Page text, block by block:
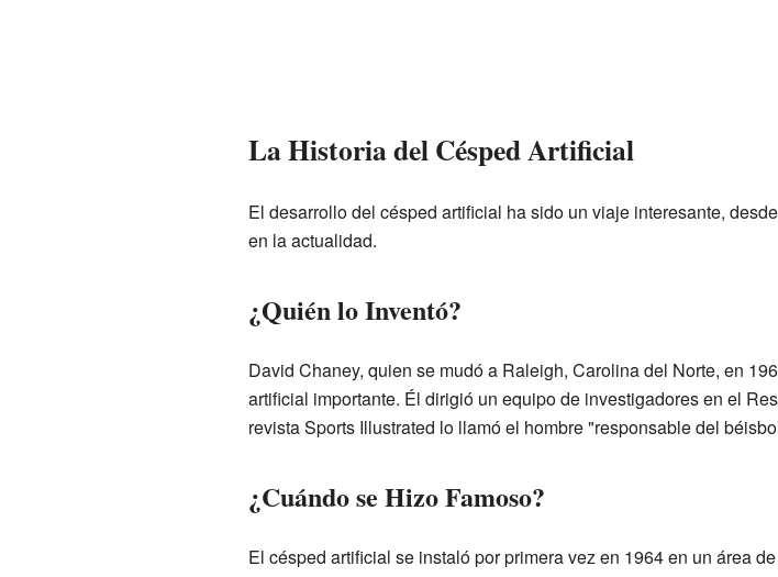
La Historia del Césped Artificial
El desarrollo del césped artificial ha sido un viaje interesante,
en la actualidad.
¿Quién lo Inventó?
David Chaney, quien se mudó a Raleigh, Carolina del Norte, en
artificial importante. Él dirigió un equipo de investigadores en el
revista Sports Illustrated lo llamó el hombre "responsable del
¿Cuándo se Hizo Famoso?
El césped artificial se instaló por primera vez en 1964 en un área